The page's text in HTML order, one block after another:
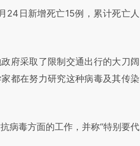
日新增死亡15例，累计死亡人
府采取了限制交通出行的大刀阔
都在努力研究这种病毒及其传染
毒方面的工作，并称“特别要代